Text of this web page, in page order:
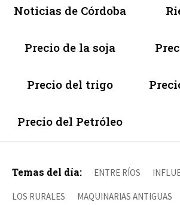
Noticias de Córdoba
Precio de la soja
Precio del trigo
Precio del Petróleo
Temas del día: ENTRE RÍOS
LOS RURALES MAQUINARIAS ANTIGUAS